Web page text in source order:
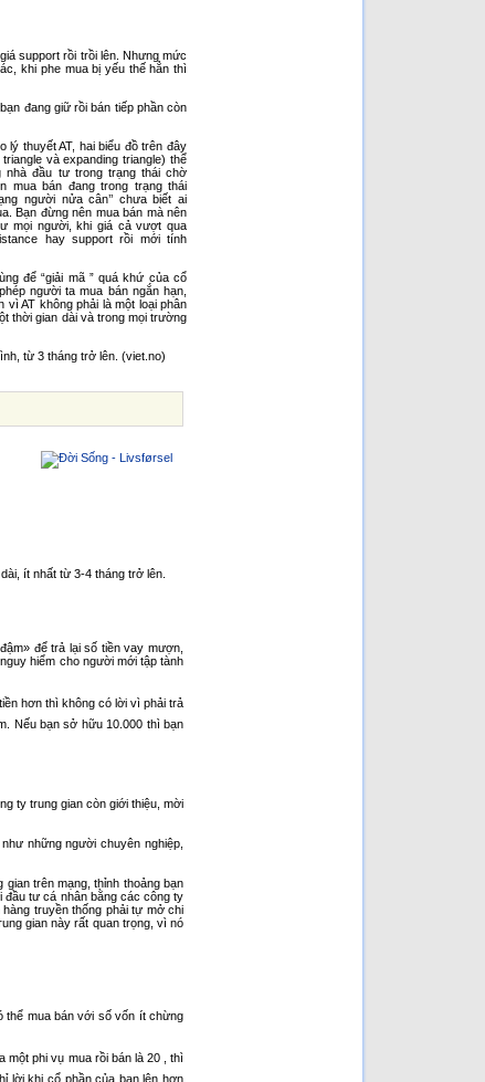
support rồi trồi lên. Nhưng mức
khi phe mua bị yếu thế hẳn thì
đang giữ rồi bán tiếp phần còn
lý thuyết AT, hai biểu đồ trên đây
và expanding triangle) thể
nhà đầu tư trong trạng thái chờ
mua bán đang trong trạng thái
người nửa cân’’ chưa biết ai
Bạn đừng nên mua bán mà nên
mọi người, khi giá cả vượt qua
hay support rồi mới tính
để “giải mã ” quá khứ của cổ
người ta mua bán ngắn hạn,
AT không phải là một loại phân
thời gian dài và trong mọi trường
từ 3 tháng trở lên. (viet.no)
ít nhất từ 3-4 tháng trở lên.
để trả lại số tiền vay mượn,
hiểm cho người mới tập tành
hơn thì không có lời vì phải trả
Nếu bạn sở hữu 10.000 thì bạn
ty trung gian còn giới thiệu, mời
những người chuyên nghiệp,
trên mạng, thỉnh thoảng bạn
tư cá nhân bằng các công ty
truyền thống phải tự mở chi
gian này rất quan trọng, vì nó
thể mua bán với số vốn ít chừng
phi vụ mua rồi bán là 20 , thì
lời khi cổ phần của bạn lên hơn